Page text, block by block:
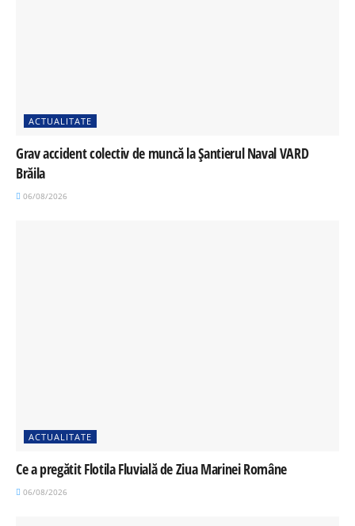
ACTUALITATE
Grav accident colectiv de muncă la Șantierul Naval VARD
Brăila
06/08/2026
ACTUALITATE
Ce a pregătit Flotila Fluvială de Ziua Marinei Române
06/08/2026